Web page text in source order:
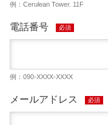
例：Cerulean Tower. 11F
電話番号 必須
例：090-XXXX-XXXX
メールアドレス 必須